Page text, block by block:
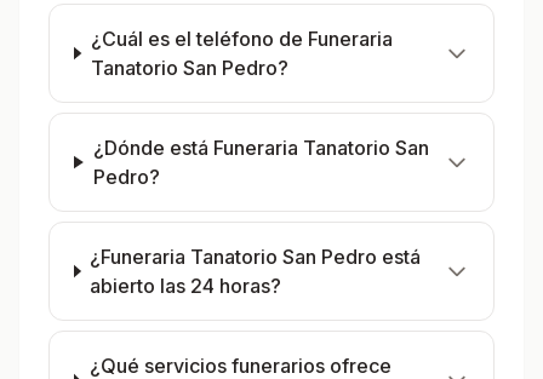
¿Cuál es el teléfono de Funeraria
Tanatorio San Pedro?
¿Dónde está Funeraria Tanatorio San
Pedro?
¿Funeraria Tanatorio San Pedro está
abierto las 24 horas?
¿Qué servicios funerarios ofrece